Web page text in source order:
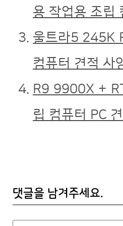
용 작업용 조립
울트라5 245K
컴퓨터 견적 사
R9 9900X +
립 컴퓨터 PC
댓글을 남겨주세요.